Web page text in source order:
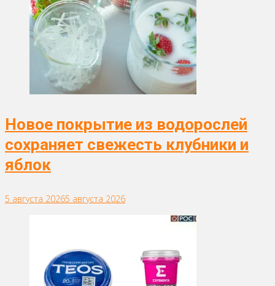
Новое покрытие из водорослей
сохраняет свежесть клубники и
яблок
5 августа 20265 августа 2026